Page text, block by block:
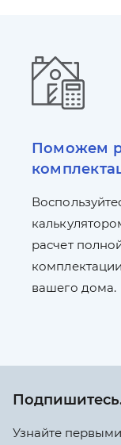
Поможем
расчет
вашего дома.
Узнайте